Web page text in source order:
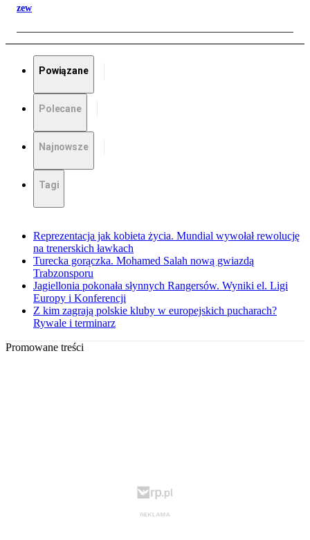
zew
Powiązane
Polecane
Najnowsze
Tagi
Reprezentacja jak kobieta życia. Mundial wywołał rewolucję
na trenerskich ławkach
Turecka gorączka. Mohamed Salah nową gwiazdą
Trabzonsporu
Jagiellonia pokonała słynnych Rangersów. Wyniki el. Ligi
Europy i Konferencji
Z kim zagrają polskie kluby w europejskich pucharach?
Rywale i terminarz
Promowane treści